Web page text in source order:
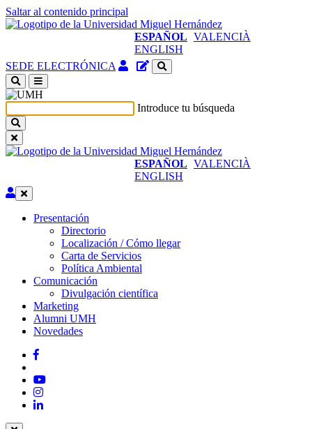
Saltar al contenido principal
ESPAÑOL VALENCIÀ
ENGLISH
SEDE ELECTRÓNICA Acceso
identificado
en
ventana
Gestor
del
sitio
Introduce tu búsqueda
ESPAÑOL VALENCIÀ
ENGLISH
Editar
Presentación
Presentación
Directorio
Localización / Cómo llegar
Carta de Servicios
Política Ambiental
Comunicación
Comunicación
Divulgación científica
Marketing
Alumni UMH
Novedades
Facebook
YouTube
Instagram
LinkedIn